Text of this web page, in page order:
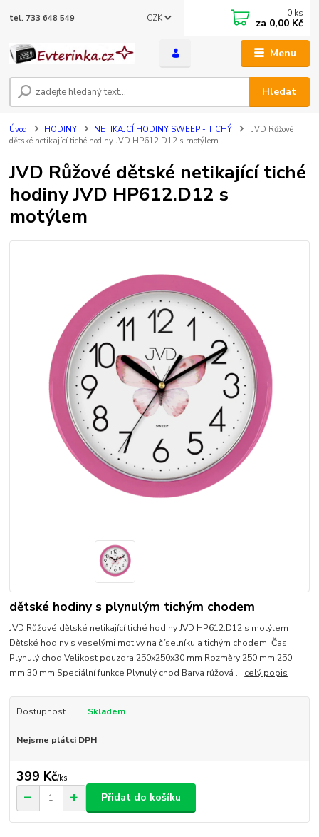
Menu
CZK
Hledat
tel. 733 648 549 0 ks
za 0,00 Kč
Úvod HODINY NETIKAJCÍ HODINY SWEEP - TICHÝ
JVD Růžové
dětské netikající tiché hodiny JVD HP612.D12 s motýlem
JVD Růžové dětské netikající tiché
hodiny JVD HP612.D12 s
motýlem
dětské hodiny s plynulým tichým chodem
JVD Růžové dětské netikající tiché hodiny JVD HP612.D12 s motýlem
Dětské hodiny s veselými motivy na číselníku a tichým chodem. Čas
Plynulý chod Velikost pouzdra:250x250x30 mm Rozměry 250 mm 250
mm 30 mm Speciální funkce Plynulý chod Barva růžová ... celý popis
Dostupnost Skladem
Nejsme plátci DPH
399 Kč/ks
Přidat do košíku